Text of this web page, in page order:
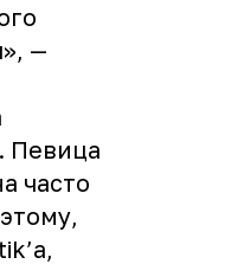
—
Певица
часто